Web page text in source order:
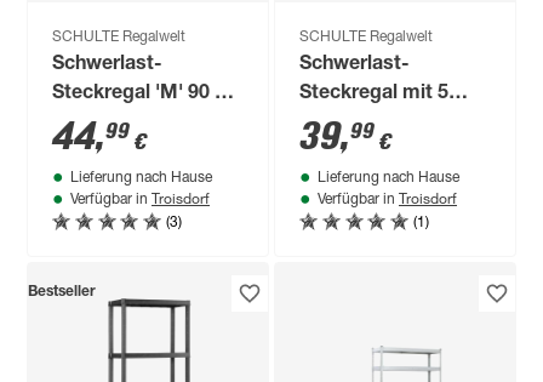
SCHULTE Regalwelt
Schwerlast-
Steckregal 'M' 90 x
180 x 45 cm 5 Böden
a 280 kg
44,99 €
Lieferung nach Hause
Verfügbar in Troisdorf
(3)
SCHULTE Regalwelt
Schwerlast-
Steckregal mit 5
Böden à 175 kg
Traglast, schwarz
180 x 90 x 40 cm
39,99 €
Lieferung nach Hause
Verfügbar in Troisdorf
(1)
Bestseller